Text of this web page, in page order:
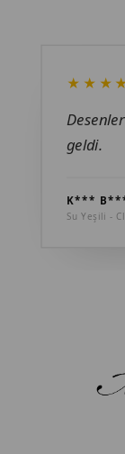
geldi.
K***
Su Yeşili -